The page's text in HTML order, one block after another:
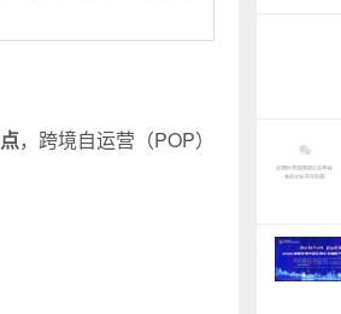
点，跨境自运营（POP）